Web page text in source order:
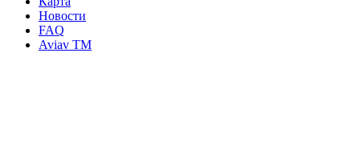
Новости
FAQ
Aviav TM